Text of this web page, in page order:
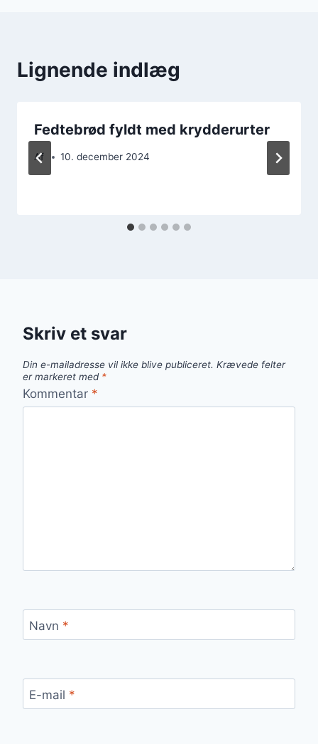
Lignende indlæg
Fedtebrød fyldt med krydderurter
Af 10. december 2024
Skriv et svar
Din e-mailadresse vil ikke blive publiceret. Krævede felter
er markeret med *
Kommentar *
Navn *
E-mail *